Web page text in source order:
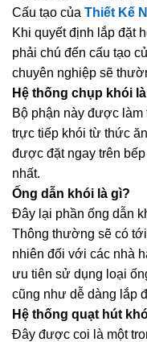
Cấu tạo của Thiết Kế
Khi quyết định lắp đặt
phải chú đến cấu tạo
chuyên nghiệp sẽ
Hệ thống chụp khói
Bộ phận này được
trực tiếp khói từ thức
được đặt ngay trên
nhất.
Ống dẫn khói là gì?
Đây lại phần ống dẫn
Thông thường sẽ có
nhiên đối với các nhà
ưu tiên sử dụng loại
cũng như dễ dàng lắp
Hệ thống quạt hút
Đây được coi là một